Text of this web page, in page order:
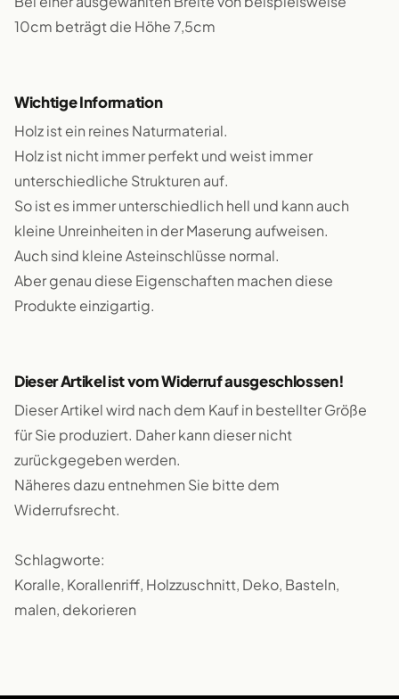
10cm beträgt die Höhe 7,5cm
Wichtige Information
Holz ist ein reines Naturmaterial.
Holz ist nicht immer perfekt und weist immer
unterschiedliche Strukturen auf.
So ist es immer unterschiedlich hell und kann auch
kleine Unreinheiten in der Maserung aufweisen.
Auch sind kleine Asteinschlüsse normal.
Aber genau diese Eigenschaften machen diese
Produkte einzigartig.
Dieser Artikel ist vom Widerruf ausgeschlossen!
Dieser Artikel wird nach dem Kauf in bestellter Größe
für Sie produziert. Daher kann dieser nicht
zurückgegeben werden.
Näheres dazu entnehmen Sie bitte dem
Widerrufsrecht.
Schlagworte:
Koralle, Korallenriff, Holzzuschnitt, Deko, Basteln,
malen, dekorieren